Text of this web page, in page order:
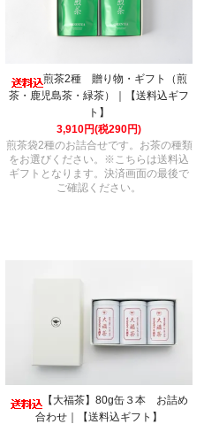
煎茶2種 贈り物・ギフト（煎
茶・鹿児島茶・緑茶）｜【送料込ギフ
ト】
3,910円(税290円)
煎茶袋2種のお詰合せです。お茶の種類
をお選びください。※こちらは送料込
ギフトとなります。決済画面の最後で
ご確認ください。
【大福茶】80g缶３本 お詰め
合わせ｜【送料込ギフト】